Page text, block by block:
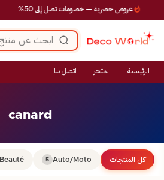
عروض حصرية — خصومات تصل إلى 50%
الرئيسية المتجر اتصل بنا
canard
كل المنتجات Auto/Moto
5
Beauté